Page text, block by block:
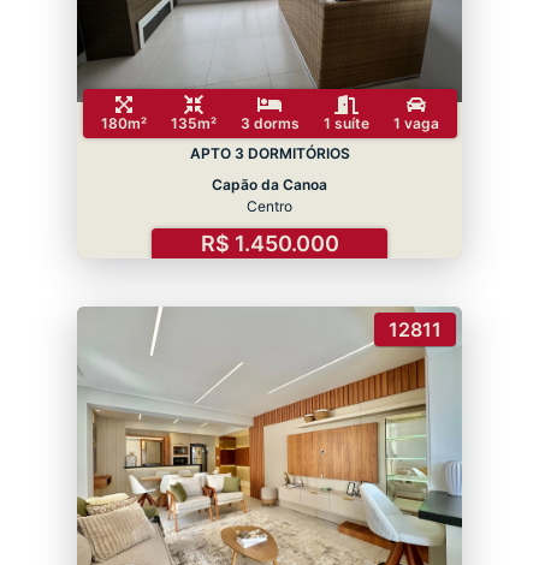
180m² 135m² 3 dorms 1 suíte
1 vaga
APTO 3 DORMITÓRIOS
Capão da Canoa
Centro
R$ 1.450.000
12811